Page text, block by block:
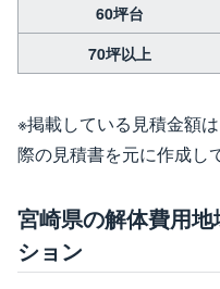
60坪台
70坪以上
※掲載している見積金額
際の見積書を元に作成し
宮崎県の解体費用
ション